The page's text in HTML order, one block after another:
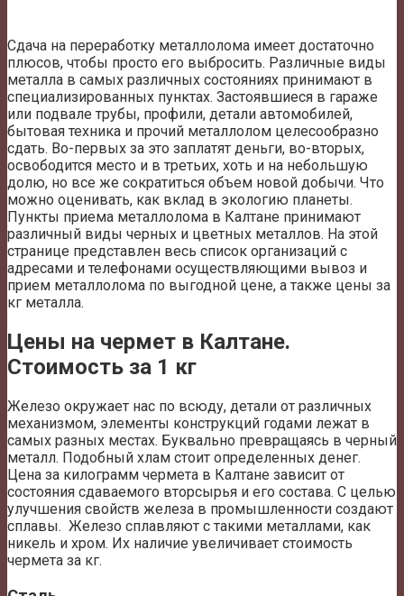
Сдача на переработку металлолома имеет достаточно
плюсов, чтобы просто его выбросить. Различные виды
металла в самых различных состояниях принимают в
специализированных пунктах. Застоявшиеся в гараже
или подвале трубы, профили, детали автомобилей,
бытовая техника и прочий металлолом целесообразно
сдать. Во-первых за это заплатят деньги, во-вторых,
освободится место и в третьих, хоть и на небольшую
долю, но все же сократиться объем новой добычи. Что
можно оценивать, как вклад в экологию планеты.
Пункты приема металлолома в Калтане принимают
различный виды черных и цветных металлов. На этой
странице представлен весь список организаций с
адресами и телефонами осуществляющими вывоз и
прием металлолома по выгодной цене, а также цены за
кг металла.
Цены на чермет в Калтане.
Стоимость за 1 кг
Железо окружает нас по всюду, детали от различных
механизмом, элементы конструкций годами лежат в
самых разных местах. Буквально превращаясь в черный
металл. Подобный хлам стоит определенных денег.
Цена за килограмм чермета в Калтане зависит от
состояния сдаваемого вторсырья и его состава. С целью
улучшения свойств железа в промышленности создают
сплавы. Железо сплавляют с такими металлами, как
никель и хром. Их наличие увеличивает стоимость
чермета за кг.